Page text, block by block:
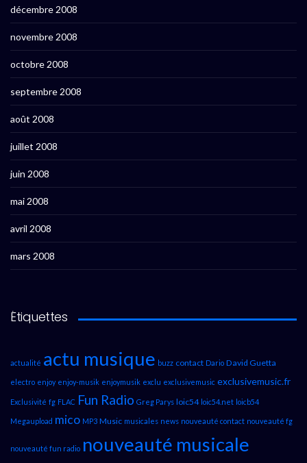
décembre 2008
novembre 2008
octobre 2008
septembre 2008
août 2008
juillet 2008
juin 2008
mai 2008
avril 2008
mars 2008
Étiquettes
actualité actu musique buzz contact Dario David Guetta
electro enjoy enjoy-musik enjoymusik exclu exclusivemusic exclusivemusic.fr
Exclusivité fg FLAC Fun Radio Greg Parys loic54 loic54.net loicb54
Megaupload mico MP3 Music musicales news nouveauté contact nouveauté fg
nouveauté fun radio nouveauté musicale